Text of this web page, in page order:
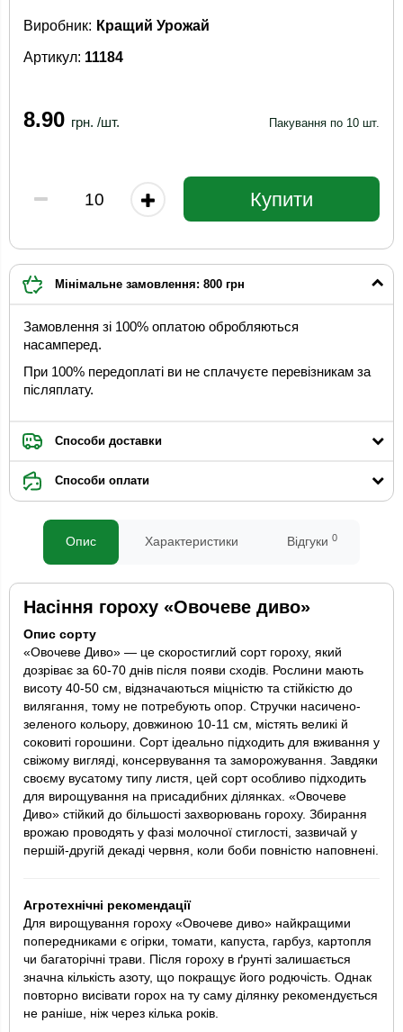
Артикул: 11184
Виробник: Кращий Урожай
8.90 грн. /шт. Пакування по 10 шт.
Купити
Мінімальне замовлення: 800 грн
Замовлення зі 100% оплатою обробляються
насамперед.
При 100% передоплаті ви не сплачуєте перевізникам за
післяплату.
Способи доставки
Способи оплати
Опис Характеристики Відгуки 0
Насіння гороху «Овочеве диво»
Опис сорту
«Овочеве Диво» ― це скоростиглий сорт гороху, який
дозріває за 60-70 днів після появи сходів. Рослини мають
висоту 40-50 см, відзначаються міцністю та стійкістю до
вилягання, тому не потребують опор. Стручки насичено-
зеленого кольору, довжиною 10-11 см, містять великі й
соковиті горошини. Сорт ідеально підходить для вживання у
свіжому вигляді, консервування та заморожування. Завдяки
своєму вусатому типу листя, цей сорт особливо підходить
для вирощування на присадибних ділянках. «Овочеве
Диво» стійкий до більшості захворювань гороху. Збирання
врожаю проводять у фазі молочної стиглості, зазвичай у
першій-другій декаді червня, коли боби повністю наповнені.
Агротехнічні рекомендації
Для вирощування гороху «Овочеве диво» найкращими
попередниками є огірки, томати, капуста, гарбуз, картопля
чи багаторічні трави. Після гороху в ґрунті залишається
значна кількість азоту, що покращує його родючість. Однак
повторно висівати горох на ту саму ділянку рекомендується
не раніше, ніж через кілька років.